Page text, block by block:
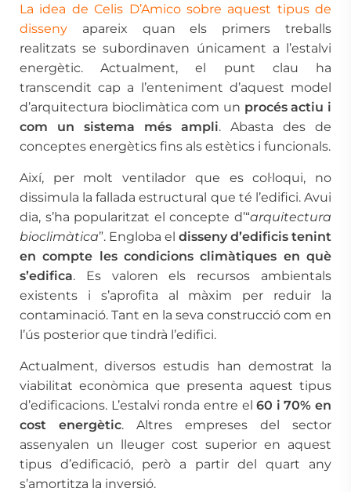
La idea de Celis D’Amico sobre aquest tipus de
disseny apareix quan els primers treballs
realitzats se subordinaven únicament a l’estalvi
energètic. Actualment, el punt clau ha
transcendit cap a l’enteniment d’aquest model
d’arquitectura bioclimàtica com un procés actiu i
com un sistema més ampli. Abasta des de
conceptes energètics fins als estètics i funcionals.
Així, per molt ventilador que es col·loqui, no
dissimula la fallada estructural que té l’edifici. Avui
dia, s’ha popularitzat el concepte d’“arquitectura
bioclimàtica”. Engloba el disseny d’edificis tenint
en compte les condicions climàtiques en què
s’edifica. Es valoren els recursos ambientals
existents i s’aprofita al màxim per reduir la
contaminació. Tant en la seva construcció com en
l’ús posterior que tindrà l’edifici.
Actualment, diversos estudis han demostrat la
viabilitat econòmica que presenta aquest tipus
d’edificacions. L’estalvi ronda entre el60 i 70% en
cost energètic. Altres empreses del sector
assenyalen un lleuger cost superior en aquest
tipus d’edificació, però a partir del quart any
s’amortitza la inversió.